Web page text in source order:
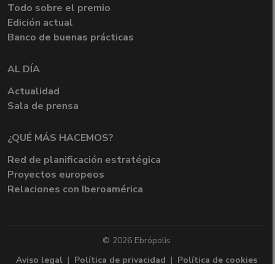
Todo sobre el premio
Edición actual
Banco de buenas prácticas
AL DÍA
Actualidad
Sala de prensa
¿QUÉ MÁS HACEMOS?
Red de planificación estratégica
Proyectos europeos
Relaciones con Iberoamérica
© 2026 Ebrópolis
Aviso legal| Política de privacidad | Política de cookies